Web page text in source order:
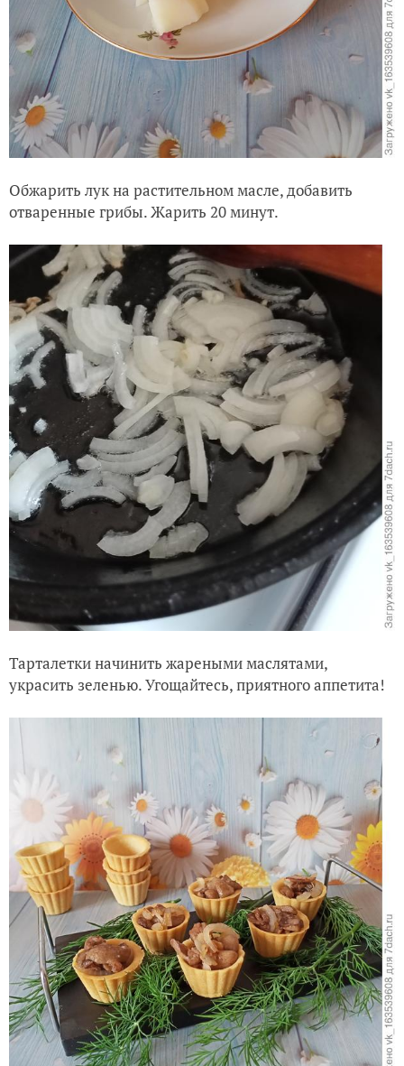
Обжарить лук на растительном масле, добавить
отваренные грибы. Жарить 20 минут.
Тарталетки начинить жареными маслятами,
украсить зеленью. Угощайтесь, приятного аппетита!